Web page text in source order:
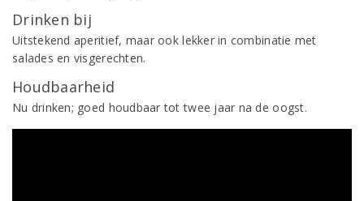
Drinken bij
Uitstekend aperitief, maar ook lekker in combinatie met
salades en visgerechten.
Houdbaarheid
Nu drinken; goed houdbaar tot twee jaar na de oogst.